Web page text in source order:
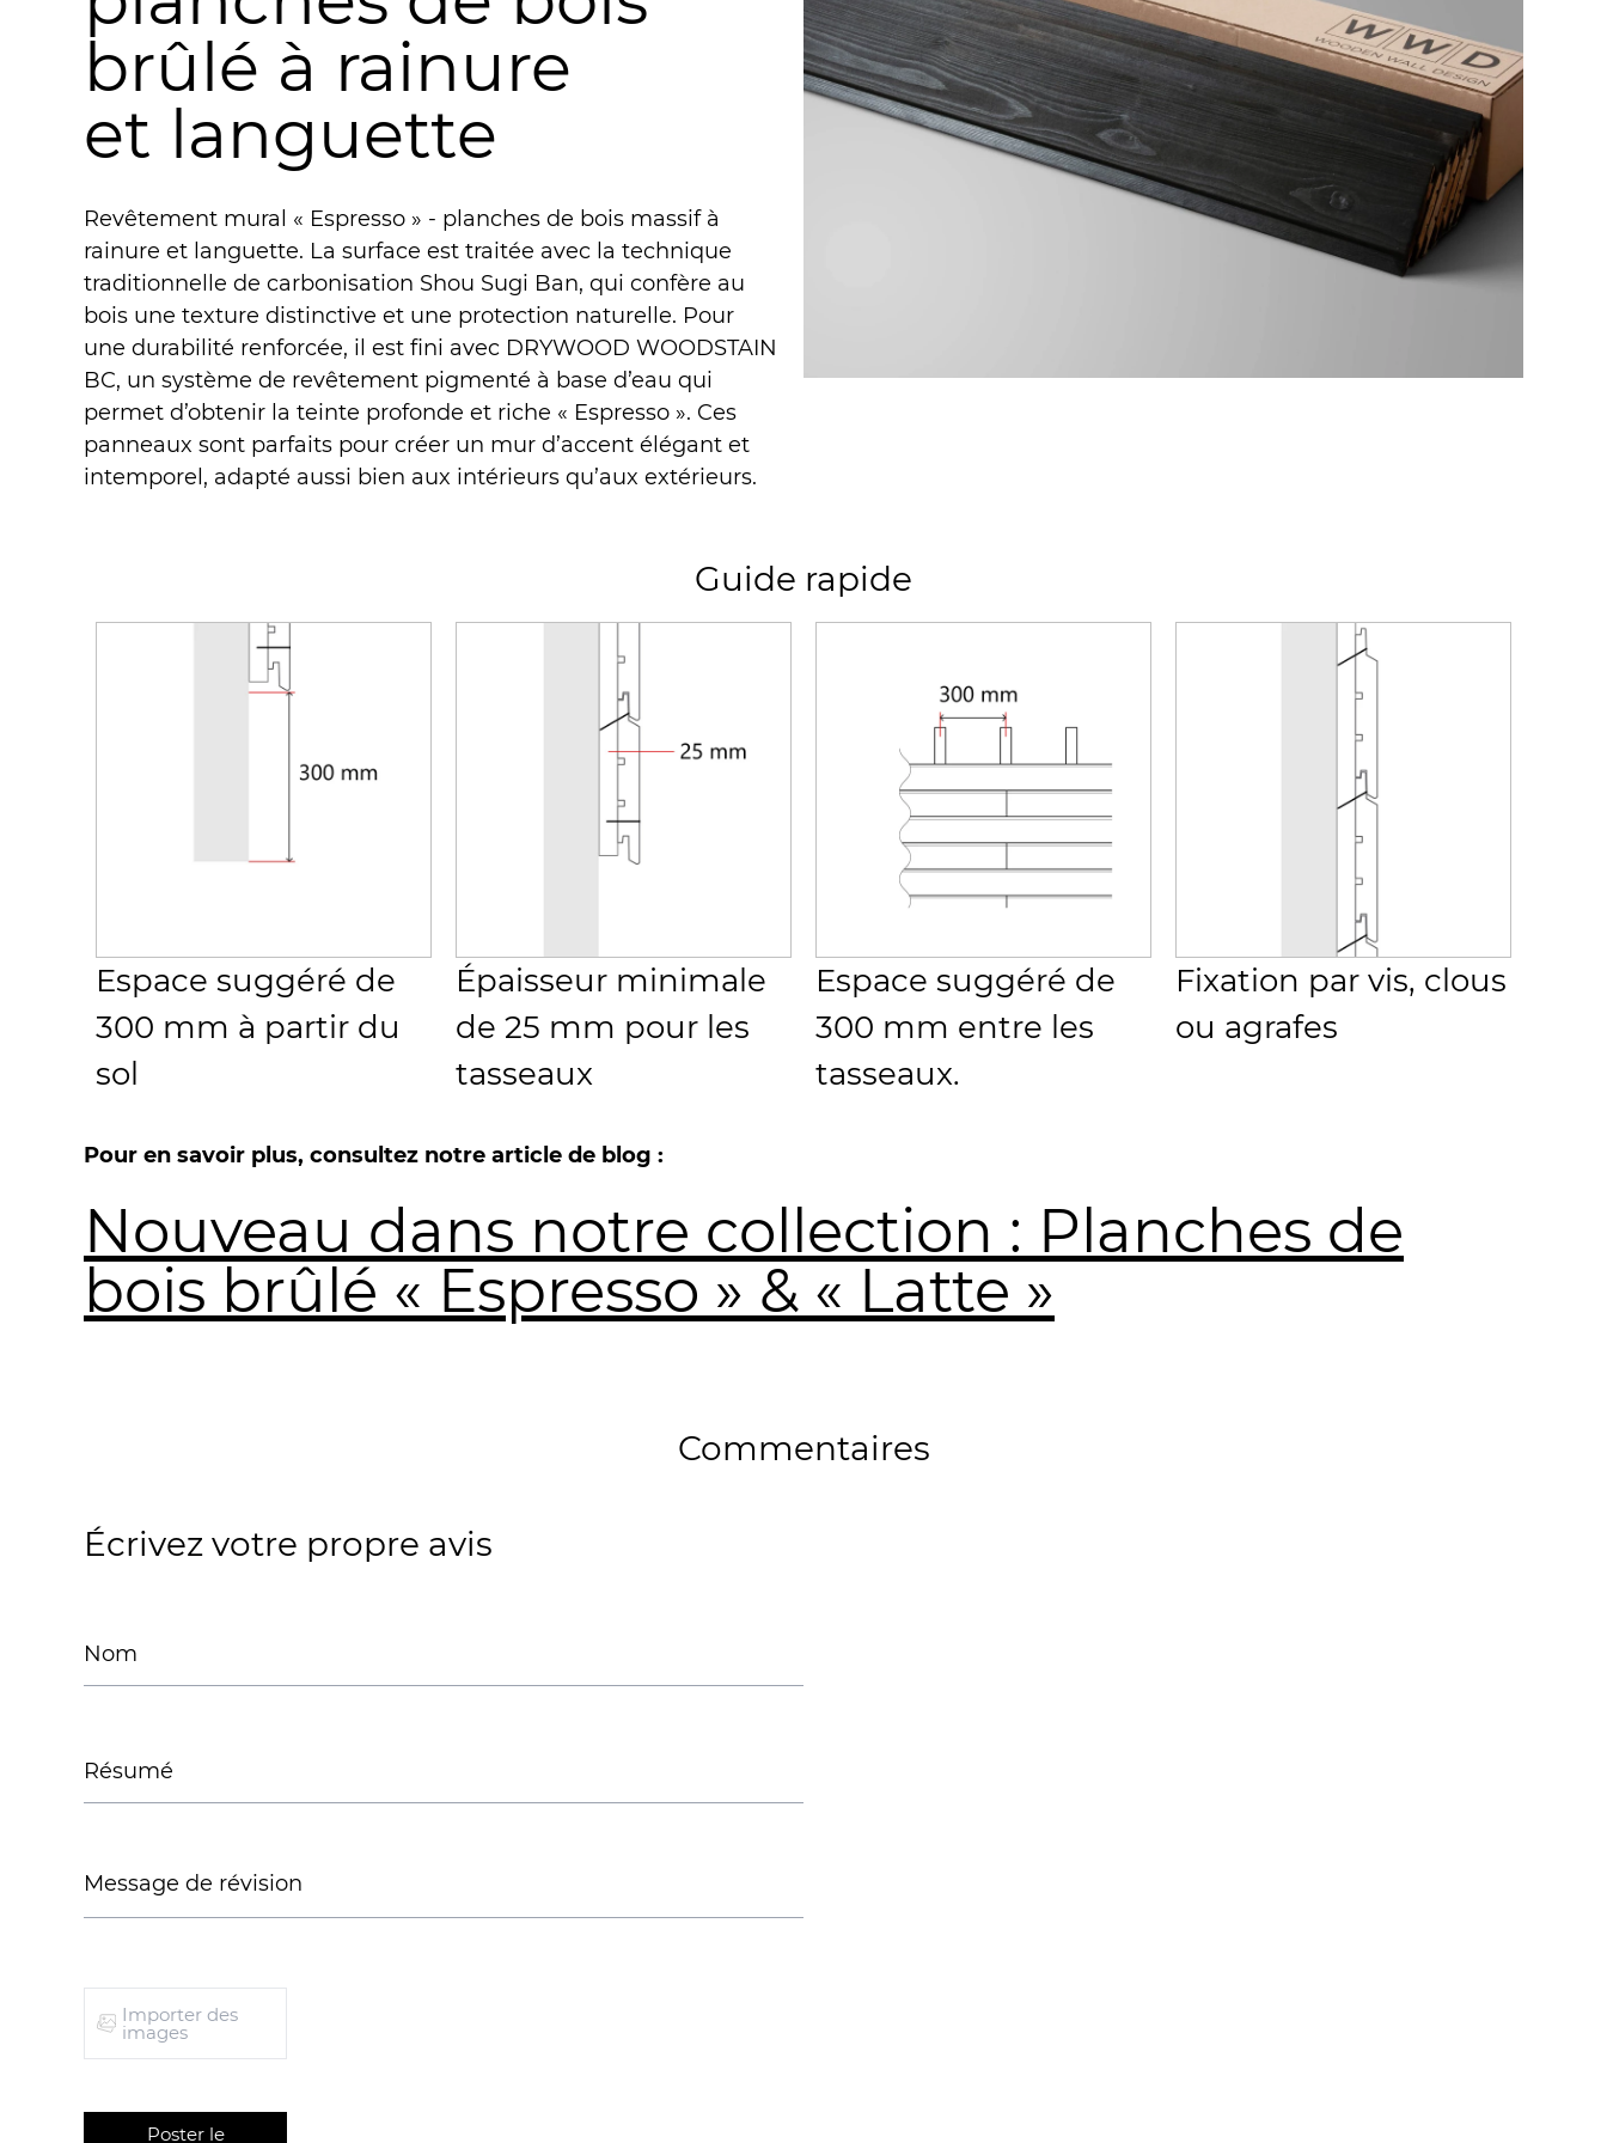
brûlé à rainure
et languette
Revêtement mural « Espresso » - planches de bois massif à
rainure et languette. La surface est traitée avec la technique
traditionnelle de carbonisation Shou Sugi Ban, qui confère au
bois une texture distinctive et une protection naturelle. Pour
une durabilité renforcée, il est fini avec DRYWOOD WOODSTAIN
BC, un système de revêtement pigmenté à base d’eau qui
permet d’obtenir la teinte profonde et riche « Espresso ». Ces
panneaux sont parfaits pour créer un mur d’accent élégant et
intemporel, adapté aussi bien aux intérieurs qu’aux extérieurs.
Guide rapide
Espace suggéré de
300 mm à partir du
sol
Épaisseur minimale
de 25 mm pour les
tasseaux
Espace suggéré de
300 mm entre les
tasseaux.
Fixation par vis, clous
ou agrafes
Pour en savoir plus, consultez notre article de blog :
Nouveau dans notre collection : Planches de
bois brûlé « Espresso » & « Latte »
Commentaires
Écrivez votre propre avis
Importer des
images
Poster le